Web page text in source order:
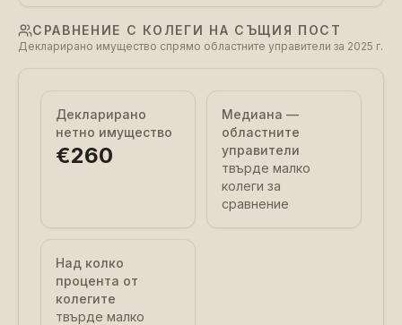
СРАВНЕНИЕ С КОЛЕГИ НА СЪЩИЯ ПОСТ
Декларирано имущество спрямо областните управители за 2025 г.
Декларирано
нетно имущество
€260
Медиана —
областните
управители
твърде малко
колеги за
сравнение
Над колко
процента от
колегите
твърде малко